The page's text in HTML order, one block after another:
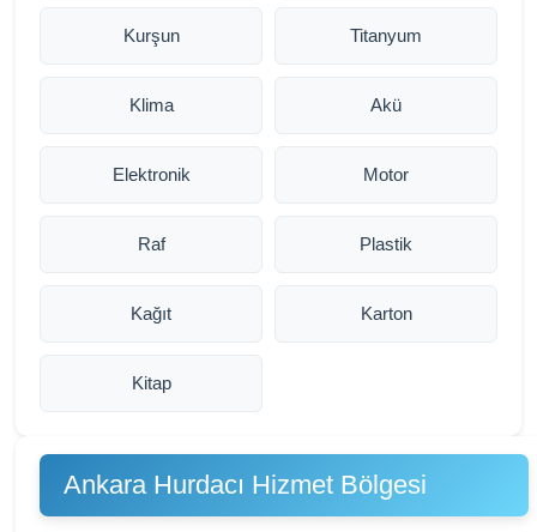
Kurşun Titanyum
Klima Akü
Elektronik Motor
Raf Plastik
Kağıt Karton
Kitap
Ankara Hurdacı Hizmet Bölgesi